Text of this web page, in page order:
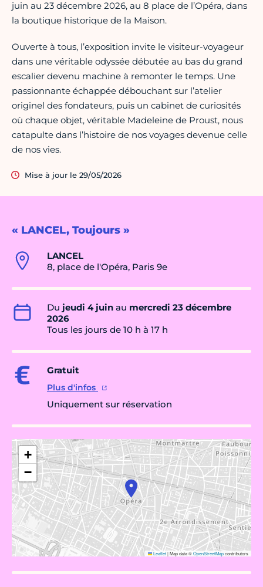
« LANCEL, Toujours »
LANCEL
8, place de l'Opéra, Paris 9e
Du jeudi 4 juin au mercredi 23 décembre
2026
Tous les jours de 10 h à 17 h
Gratuit
Plus d'infos
Uniquement sur réservation
+
−
Leaflet|Map data ©OpenStreetMapcontributors
juin au 23 décembre 2026, au 8 place de l’Opéra, dans
la boutique historique de la Maison.
Ouverte à tous, l’exposition invite le visiteur-voyageur
dans une véritable odyssée débutée au bas du grand
escalier devenu machine à remonter le temps. Une
passionnante échappée débouchant sur l’atelier
originel des fondateurs, puis un cabinet de curiosités
où chaque objet, véritable Madeleine de Proust, nous
catapulte dans l’histoire de nos voyages devenue celle
de nos vies.
Mise à jour le 29/05/2026